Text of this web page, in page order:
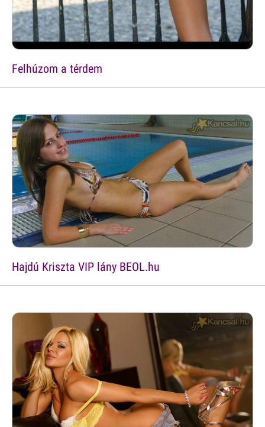
Felhúzom a térdem
Hajdú Kriszta VIP lány BEOL.hu